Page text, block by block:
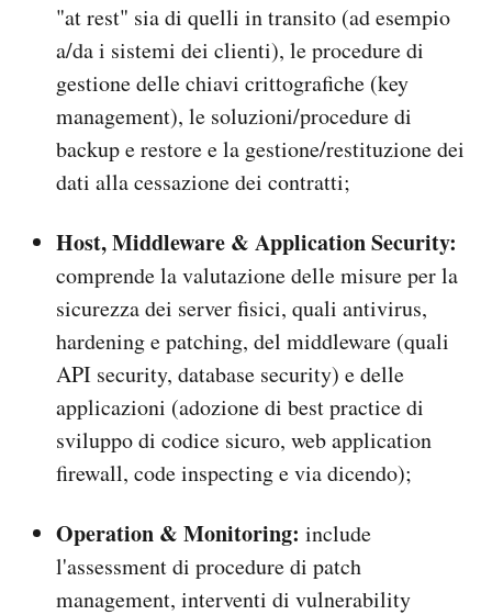
"at rest" sia di quelli in transito (ad esempio
a/da i sistemi dei clienti), le procedure di
gestione delle chiavi crittografiche (key
management), le soluzioni/procedure di
backup e restore e la gestione/restituzione dei
dati alla cessazione dei contratti;
Host, Middleware & Application Security:
comprende la valutazione delle misure per la
sicurezza dei server fisici, quali antivirus,
hardening e patching, del middleware (quali
API security, database security) e delle
applicazioni (adozione di best practice di
sviluppo di codice sicuro, web application
firewall, code inspecting e via dicendo);
Operation & Monitoring: include
l'assessment di procedure di patch
management, interventi di vulnerability